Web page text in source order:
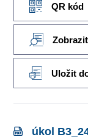
QR kód
Uložit
úkol